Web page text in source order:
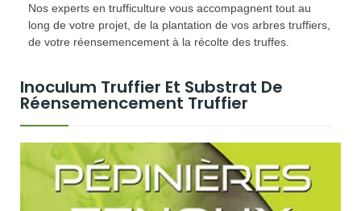
Inoculum Truffier Et Substrat De
Réensemencement Truffier
Nos experts en trufficulture vous accompagnent tout au
long de votre projet, de la plantation de vos arbres truffiers,
de votre réensemencement à la récolte des truffes.